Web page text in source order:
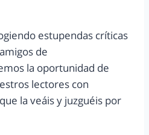
estupendas críticas
de
la oportunidad de
lectores con
la veáis y juzguéis por